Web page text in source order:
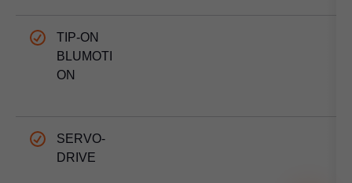
TIP-ON
BLUMOTI
ON
SERVO-
DRIVE